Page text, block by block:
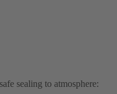
sealing to atmosphere: